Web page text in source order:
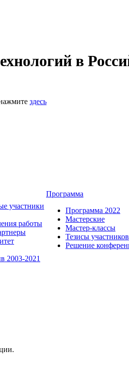
в
здесь
участники
работы
2003-2021
Программа
Программа 2022
Мастерские
Мастер-классы
Тезисы
Решение